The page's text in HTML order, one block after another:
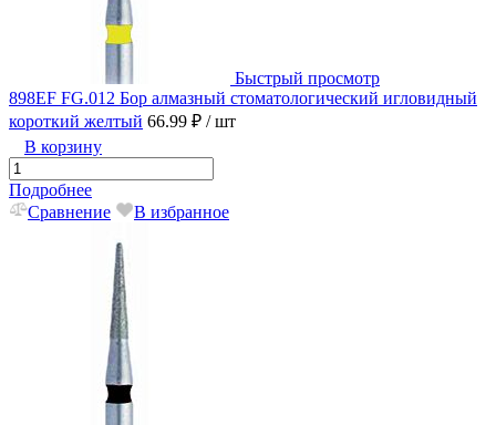
Быстрый просмотр
898EF FG.012 Бор алмазный стоматологический игловидный
короткий желтый 66.99 ₽ / шт
В корзину
Подробнее
Сравнение
В избранное